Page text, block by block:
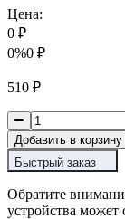
Цена:
0 ₽
0%0 ₽
510 ₽
Добавить в корзину
Быстрый заказ
Обратите
устройства может